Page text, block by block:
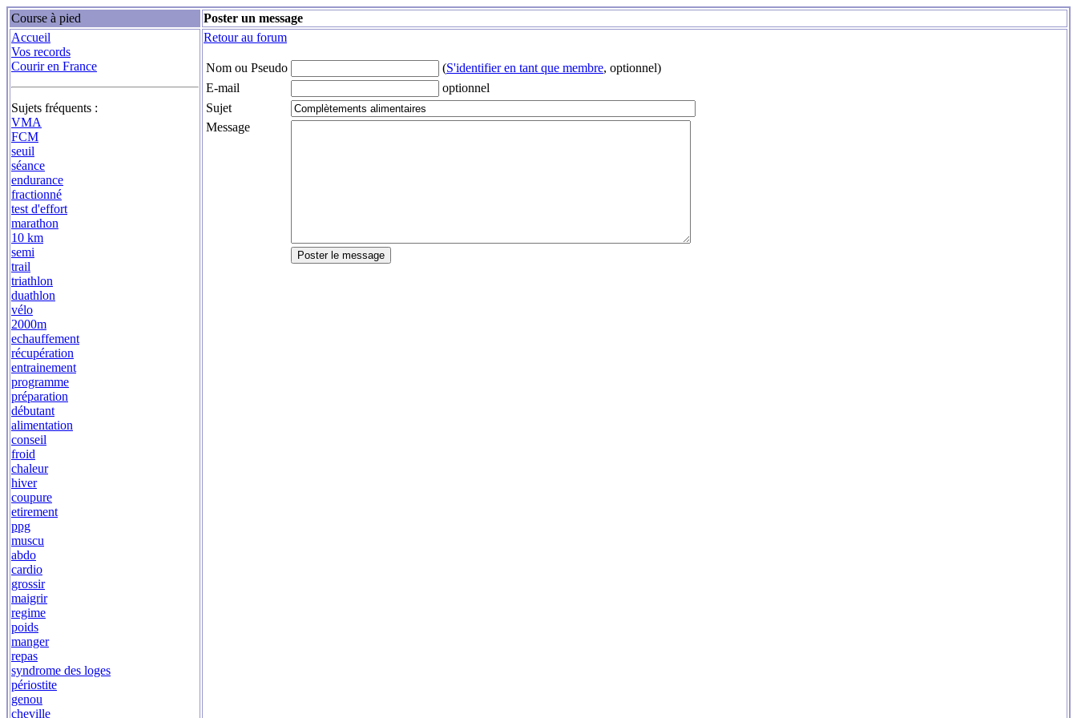
Course à pied
Poster un message
Accueil
Vos records
Courir en France
Sujets fréquents :
VMA
FCM
seuil
séance
endurance
fractionné
test d'effort
marathon
10 km
semi
trail
triathlon
duathlon
vélo
2000m
echauffement
récupération
entrainement
programme
préparation
débutant
alimentation
conseil
froid
chaleur
hiver
coupure
etirement
ppg
muscu
abdo
cardio
grossir
maigrir
regime
poids
manger
repas
syndrome des loges
périostite
genou
cheville
Retour au forum
Nom ou Pseudo (S'identifier en tant que membre, optionnel)
E-mail
optionnel
Sujet
Message